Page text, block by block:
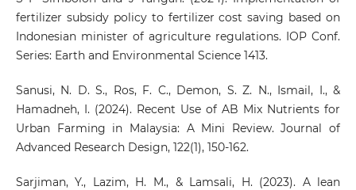
fertilizer subsidy policy to fertilizer cost saving based on
Indonesian minister of agriculture regulations. IOP Conf.
Series: Earth and Environmental Science 1413.
Sanusi, N. D. S., Ros, F. C., Demon, S. Z. N., Ismail, I., &
Hamadneh, I. (2024). Recent Use of AB Mix Nutrients for
Urban Farming in Malaysia: A Mini Review. Journal of
Advanced Research Design, 122(1), 150-162.
Sarjiman, Y., Lazim, H. M., & Lamsali, H. (2023). A lean